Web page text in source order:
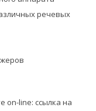
речевых
on-line: ссылка на